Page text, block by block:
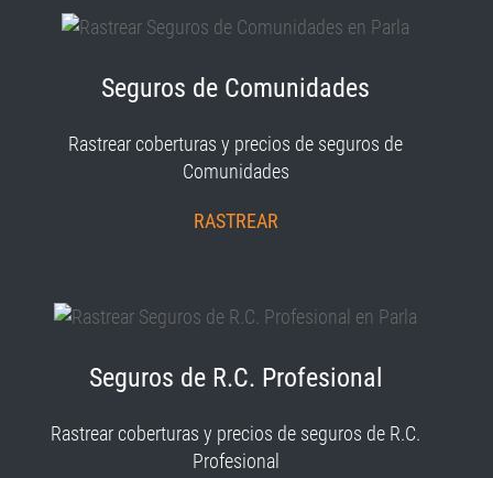
Seguros de Comunidades
Rastrear coberturas y precios de seguros de
Comunidades
RASTREAR
Seguros de R.C. Profesional
Rastrear coberturas y precios de seguros de R.C.
Profesional